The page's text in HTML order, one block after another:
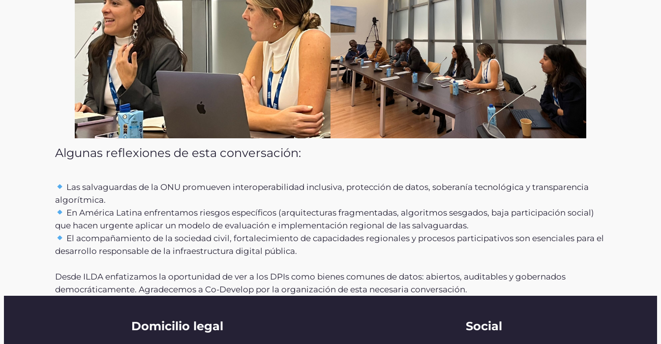
Algunas reflexiones de esta conversación:
Las salvaguardas de la ONU promueven interoperabilidad inclusiva, protección de datos, soberanía tecnológica y transparencia
algorítmica.
En América Latina enfrentamos riesgos específicos (arquitecturas fragmentadas, algoritmos sesgados, baja participación social)
que hacen urgente aplicar un modelo de evaluación e implementación regional de las salvaguardas.
El acompañamiento de la sociedad civil, fortalecimiento de capacidades regionales y procesos participativos son esenciales para el
desarrollo responsable de la infraestructura digital pública.
Desde ILDA enfatizamos la oportunidad de ver a los DPIs como bienes comunes de datos: abiertos, auditables y gobernados
democráticamente. Agradecemos a Co-Develop por la organización de esta necesaria conversación.
Domicilio legal Social